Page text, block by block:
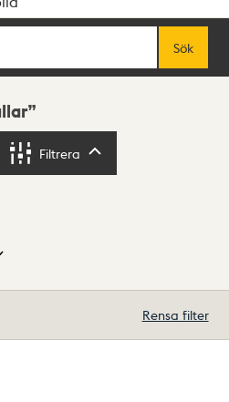
Sök
Filtrera
Rensa filter